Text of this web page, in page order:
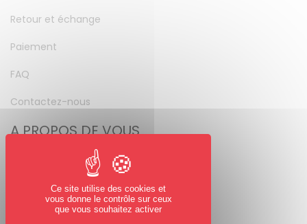
Retour et échange
Paiement
FAQ
Contactez-nous
A PROPOS DE VOUS
Mot de passe perdu
NOUS SUIVRE
Ce site utilise des cookies et
vous donne le contrôle sur ceux
que vous souhaitez activer